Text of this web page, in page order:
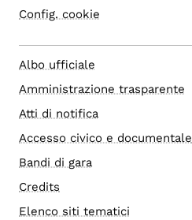
Config. cookie
Albo ufficiale
Amministrazione trasparente
Atti di notifica
Accesso civico e documentale
Bandi di gara
Credits
Elenco siti tematici